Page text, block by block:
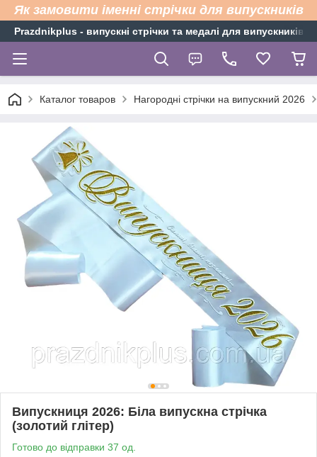
Як замовити іменні стрічки для випускників
Рrazdnikplus - випускні стрічки та медалі для випускників
Каталог товаров Нагородні стрічки на випускний 2026
Випускниця 2026: Біла випускна стрічка
(золотий глітер)
Готово до відправки 37 од.